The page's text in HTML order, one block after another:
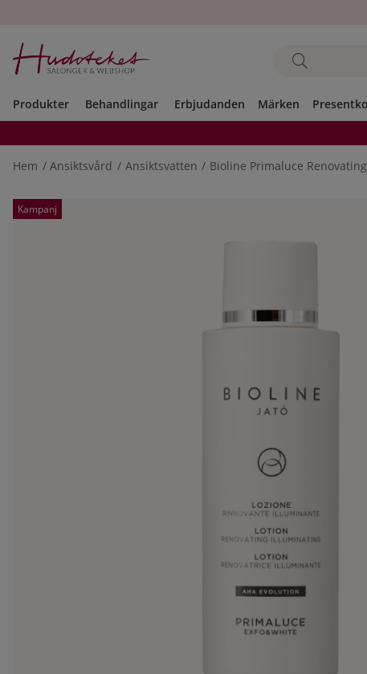
Produkter Behandlingar Erbjudanden Märken
Hem Ansiktsvård Ansiktsvatten Bioline Primaluce
Kampanj
Produktbilder